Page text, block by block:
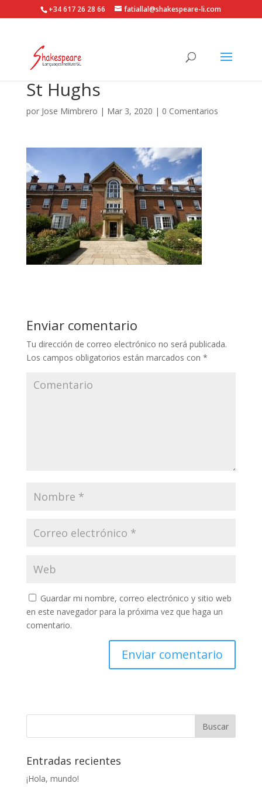
+34 617 26 28 66 fatiallal@shakespeare-li.com
St Hughs
por Jose Mimbrero | Mar 3, 2020 | 0 Comentarios
Enviar comentario
Tu dirección de correo electrónico no será publicada.
Los campos obligatorios están marcados con *
Guardar mi nombre, correo electrónico y sitio web
en este navegador para la próxima vez que haga un
comentario.
Entradas recientes
¡Hola, mundo!